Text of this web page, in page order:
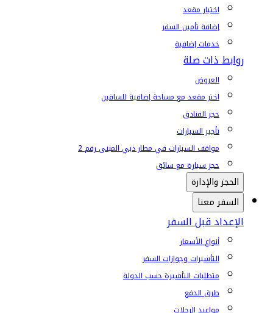
اختيار مقعد
إضافة تأمين السفر
خدمات إضافية
روابط ذات صلة
العروض
اختر مقعد مع مساحة إضافية للساقين
حجز الفنادق
تأجير السيارات
مواقف السيارات في مطار دبي المبنى رقم 2
حجز سيارة مع سائق
الحجز والإدارة
السفر معنا
الإعداد قبل السفر
أنواع الأسعار
التأشيرات وجوازات السفر
متطلبات التأشيرة حسب الدولة
طرق الدفع
مواعيد الرحلات